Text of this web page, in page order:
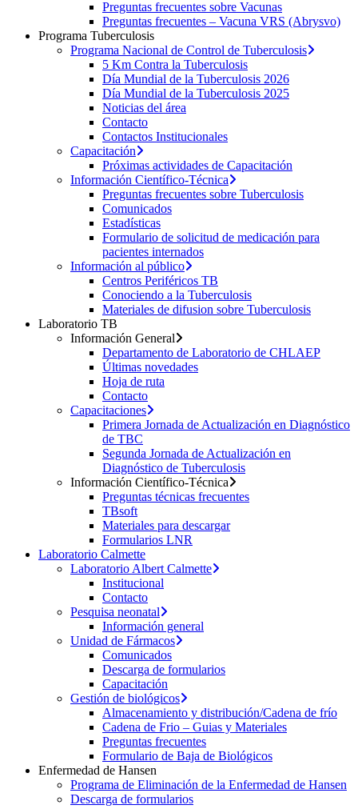
Preguntas frecuentes sobre Vacunas
Preguntas frecuentes – Vacuna VRS (Abrysvo)
Programa Tuberculosis
Programa Nacional de Control de Tuberculosis
5 Km Contra la Tuberculosis
Día Mundial de la Tuberculosis 2026
Día Mundial de la Tuberculosis 2025
Noticias del área
Contacto
Contactos Institucionales
Capacitación
Próximas actividades de Capacitación
Información Científico-Técnica
Preguntas frecuentes sobre Tuberculosis
Comunicados
Estadísticas
Formulario de solicitud de medicación para
pacientes internados
Información al público
Centros Periféricos TB
Conociendo a la Tuberculosis
Materiales de difusion sobre Tuberculosis
Laboratorio TB
Información General
Departamento de Laboratorio de CHLAEP
Últimas novedades
Hoja de ruta
Contacto
Capacitaciones
Primera Jornada de Actualización en Diagnóstico
de TBC
Segunda Jornada de Actualización en
Diagnóstico de Tuberculosis
Información Científico-Técnica
Preguntas técnicas frecuentes
TBsoft
Materiales para descargar
Formularios LNR
Laboratorio Calmette
Laboratorio Albert Calmette
Institucional
Contacto
Pesquisa neonatal
Información general
Unidad de Fármacos
Comunicados
Descarga de formularios
Capacitación
Gestión de biológicos
Almacenamiento y distribución/Cadena de frío
Cadena de Frio – Guias y Materiales
Preguntas frecuentes
Formulario de Baja de Biológicos
Enfermedad de Hansen
Programa de Eliminación de la Enfermedad de Hansen
Descarga de formularios